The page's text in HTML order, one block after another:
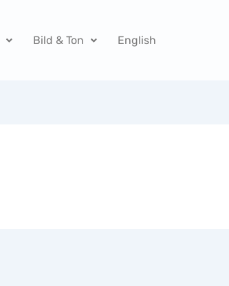
Bild & Ton English